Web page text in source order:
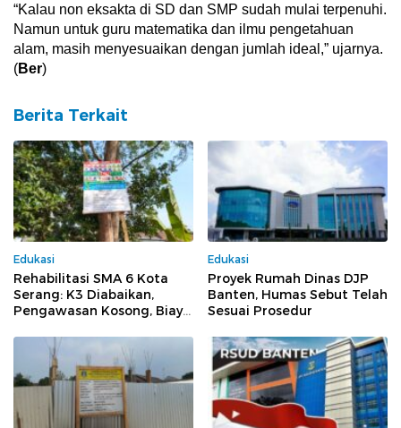
“Kalau non eksakta di SD dan SMP sudah mulai terpenuhi.
Namun untuk guru matematika dan ilmu pengetahuan
alam, masih menyesuaikan dengan jumlah ideal,” ujarnya.
(Ber)
Berita Terkait
Edukasi
Rehabilitasi SMA 6 Kota
Serang: K3 Diabaikan,
Pengawasan Kosong, Biaya
Dikorupsi
Edukasi
Proyek Rumah Dinas DJP
Banten, Humas Sebut Telah
Sesuai Prosedur